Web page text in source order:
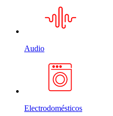
Audio
Electrodomésticos